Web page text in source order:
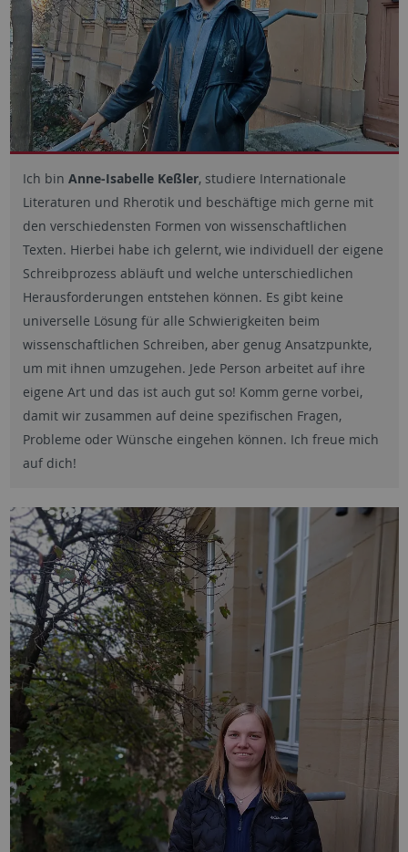
Ich bin Anne-Isabelle Keßler, studiere Internationale
Literaturen und Rherotik und beschäftige mich gerne mit
den verschiedensten Formen von wissenschaftlichen
Texten. Hierbei habe ich gelernt, wie individuell der eigene
Schreibprozess abläuft und welche unterschiedlichen
Herausforderungen entstehen können. Es gibt keine
universelle Lösung für alle Schwierigkeiten beim
wissenschaftlichen Schreiben, aber genug Ansatzpunkte,
um mit ihnen umzugehen. Jede Person arbeitet auf ihre
eigene Art und das ist auch gut so! Komm gerne vorbei,
damit wir zusammen auf deine spezifischen Fragen,
Probleme oder Wünsche eingehen können. Ich freue mich
auf dich!